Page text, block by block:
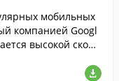
мобильных
компанией Googl
высокой скоро
и прочих да